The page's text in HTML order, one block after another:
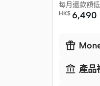
每月還款額
HK$ 6,490

 產品